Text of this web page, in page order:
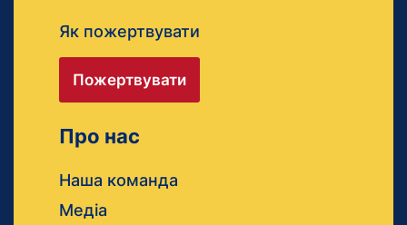
Як пожертвувати
Пожертвувати
Про нас
Наша команда
Медіа